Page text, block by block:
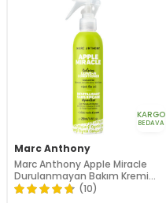
KARGO
BEDAVA
Marc Anthony
Marc Anthony Apple Miracle
Durulanmayan Bakım Kremi
250 ml
(10)